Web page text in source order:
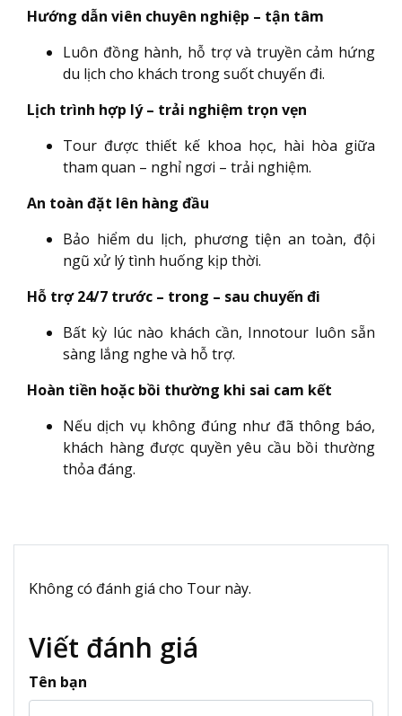
Hướng dẫn viên chuyên nghiệp – tận tâm
Luôn đồng hành, hỗ trợ và truyền cảm hứng
du lịch cho khách trong suốt chuyến đi.
Lịch trình hợp lý – trải nghiệm trọn vẹn
Tour được thiết kế khoa học, hài hòa giữa
tham quan – nghỉ ngơi – trải nghiệm.
An toàn đặt lên hàng đầu
Bảo hiểm du lịch, phương tiện an toàn, đội
ngũ xử lý tình huống kịp thời.
Hỗ trợ 24/7 trước – trong – sau chuyến đi
Bất kỳ lúc nào khách cần, Innotour luôn sẵn
sàng lắng nghe và hỗ trợ.
Hoàn tiền hoặc bồi thường khi sai cam kết
Nếu dịch vụ không đúng như đã thông báo,
khách hàng được quyền yêu cầu bồi thường
thỏa đáng.
Không có đánh giá cho Tour này.
Viết đánh giá
Tên bạn